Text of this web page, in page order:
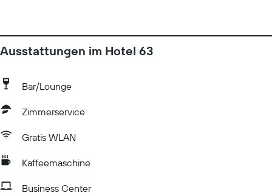
Ausstattungen im Hotel 63
Bar/Lounge
Zimmerservice
Gratis WLAN
Kaffeemaschine
Business Center